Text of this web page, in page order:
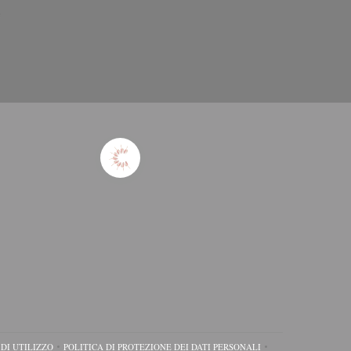
UTILIZZO POLITICA DI PROTEZIONE DEI DATI PERSONALI